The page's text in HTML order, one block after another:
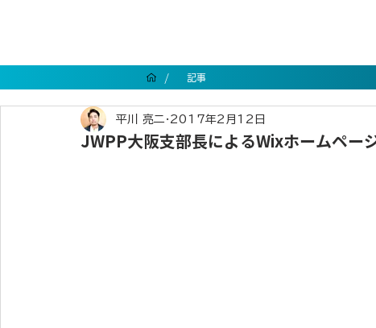
/ 記事
JWPP大阪支部長によるWixホームペー
平川 亮二 2017年2月12日